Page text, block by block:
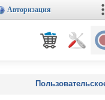
Авторизация